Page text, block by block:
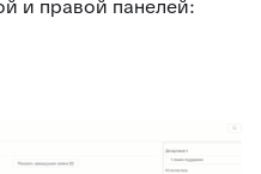
и правой панелей: